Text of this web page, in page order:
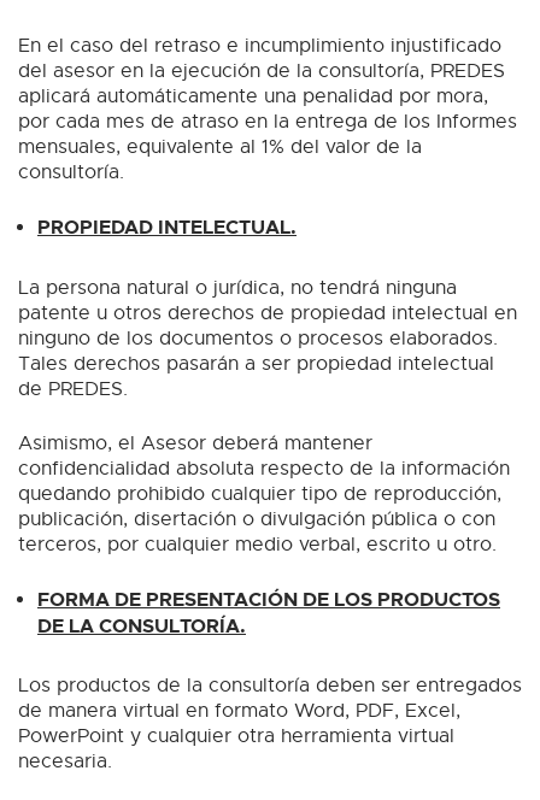
En el caso del retraso e incumplimiento injustificado
del asesor en la ejecución de la consultoría, PREDES
aplicará automáticamente una penalidad por mora,
por cada mes de atraso en la entrega de los Informes
mensuales, equivalente al 1% del valor de la
consultoría.
PROPIEDAD INTELECTUAL.
La persona natural o jurídica, no tendrá ninguna
patente u otros derechos de propiedad intelectual en
ninguno de los documentos o procesos elaborados.
Tales derechos pasarán a ser propiedad intelectual
de PREDES.
Asimismo, el Asesor deberá mantener
confidencialidad absoluta respecto de la información
quedando prohibido cualquier tipo de reproducción,
publicación, disertación o divulgación pública o con
terceros, por cualquier medio verbal, escrito u otro.
FORMA DE PRESENTACIÓN DE LOS PRODUCTOS
DE LA CONSULTORÍA.
Los productos de la consultoría deben ser entregados
de manera virtual en formato Word, PDF, Excel,
PowerPoint y cualquier otra herramienta virtual
necesaria.